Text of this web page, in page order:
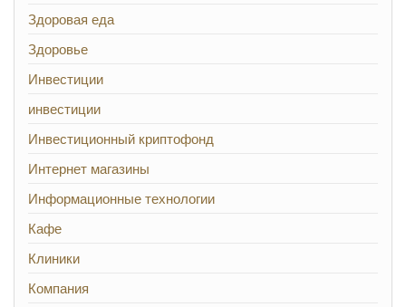
Здоровая еда
Здоровье
Инвестиции
инвестиции
Инвестиционный криптофонд
Интернет магазины
Информационные технологии
Кафе
Клиники
Компания